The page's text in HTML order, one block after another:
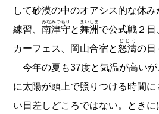
して砂漠の中のオアシス的な休
練習、南津守
みなみつもり
と舞洲
まいしま
で公式戦２日
カーフェス、岡山合宿と怒濤
どとう
の日
今年の夏も37度と気温が高いが
に太陽が頭上で照りつける時間
い日差しどころではない。とき